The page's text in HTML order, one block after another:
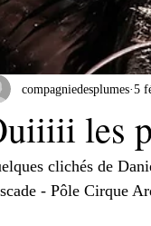
les
compagniedesplumes 5
clichés de
- Pôle Cirque